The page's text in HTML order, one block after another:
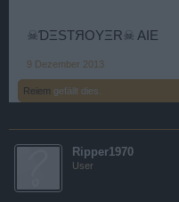
☠ƊΞSTЯOYΞR☠ AIE
9 Dezember 2013
Reiem gefällt dies.
Ripper1970
User